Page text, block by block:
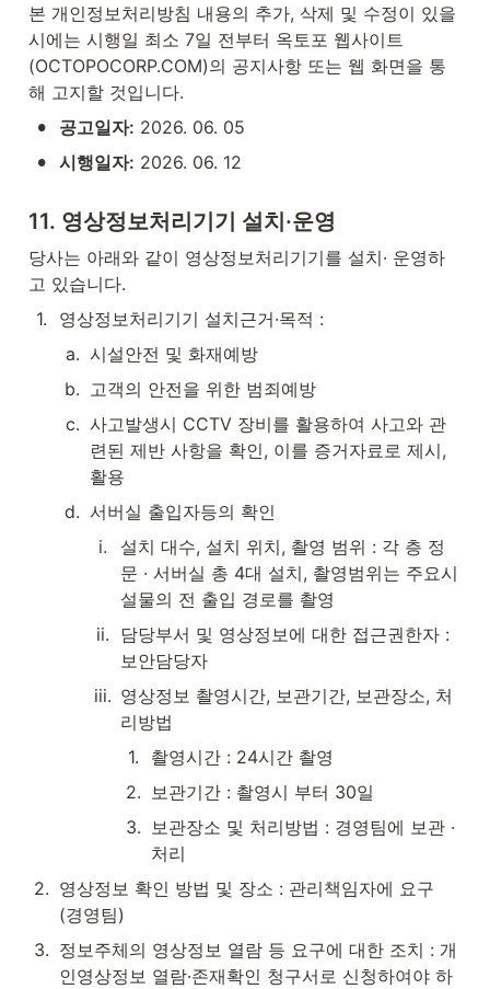
본 개인정보처리방침 내용의 추가, 삭제 및 수정이 있을
시에는 시행일 최소 7일 전부터 옥토포 웹사이트
(OCTOPOCORP.COM)의 공지사항 또는 웹 화면을 통
해 고지할 것입니다.
• 공고일자: 2026. 06. 05
• 시행일자: 2026. 06. 12
11. 영상정보처리기기 설치·운영
당사는 아래와 같이 영상정보처리기기를 설치· 운영하
고 있습니다.
1.
영상정보처리기기 설치근거·목적 :
a. 시설안전 및 화재예방
b. 고객의 안전을 위한 범죄예방
c. 사고발생시 CCTV 장비를 활용하여 사고와 관
련된 제반 사항을 확인, 이를 증거자료로 제시,
활용
d. 서버실 출입자등의 확인
i.
설치 대수, 설치 위치, 촬영 범위 : 각 층 정
문 · 서버실 총 4대 설치, 촬영범위는 주요시
설물의 전 출입 경로를 촬영
ii. 담당부서 및 영상정보에 대한 접근권한자 :
보안담당자
iii. 영상정보 촬영시간, 보관기간, 보관장소, 처
리방법
1.
촬영시간 : 24시간 촬영
2. 보관기간 : 촬영시 부터 30일
3. 보관장소 및 처리방법 : 경영팀에 보관 ·
처리
2. 영상정보 확인 방법 및 장소 : 관리책임자에 요구
(경영팀)
3. 정보주체의 영상정보 열람 등 요구에 대한 조치 : 개
인영상정보 열람·존재확인 청구서로 신청하여야 하